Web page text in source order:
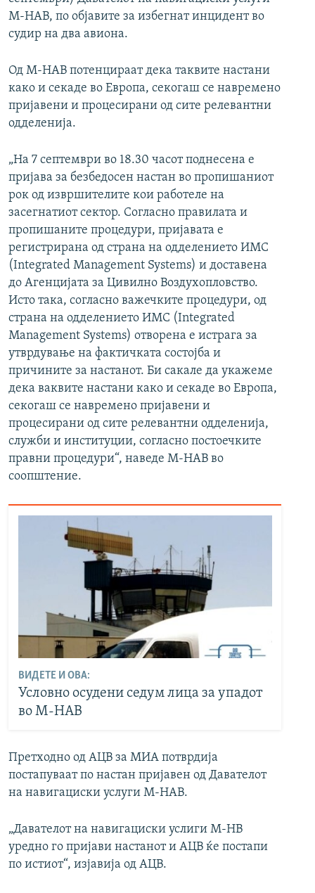
М-НАВ, по објавите за избегнат инцидент во
судир на два авиона.
Од М-НАВ потенцираат дека таквите настани
како и секаде во Европа, секогаш се навремено
пријавени и процесирани од сите релевантни
одделенија.
„На 7 септември во 18.30 часот поднесена е
пријава за безбедосен настан во пропишаниот
рок од извршителите кои работеле на
засегнатиот сектор. Согласно правилата и
пропишаните процедури, пријавата е
регистрирана од страна на одделението ИМС
(Integrated Management Systems) и доставена
до Агенцијата за Цивилно Воздухопловство.
Исто така, согласно важечките процедури, од
страна на одделението ИМС (Integrated
Management Systems) отворена е истрага за
утврдување на фактичката состојба и
причините за настанот. Би сакале да укажеме
дека ваквите настани како и секаде во Европа,
секогаш се навремено пријавени и
процесирани од сите релевантни одделенија,
служби и институции, согласно постоечките
правни процедури“, наведе М-НАВ во
соопштение.
ВИДЕТЕ И ОВА:
Условно осудени седум лица за упадот
во М-НАВ
Претходно од АЦВ за МИА потврдија
постапуваат по настан пријавен од Давателот
на навигациски услуги М-НАВ.
„Давателот на навигациски услиги М-НВ
уредно го пријави настанот и АЦВ ќе постапи
по истиот“, изјавија од АЦВ.